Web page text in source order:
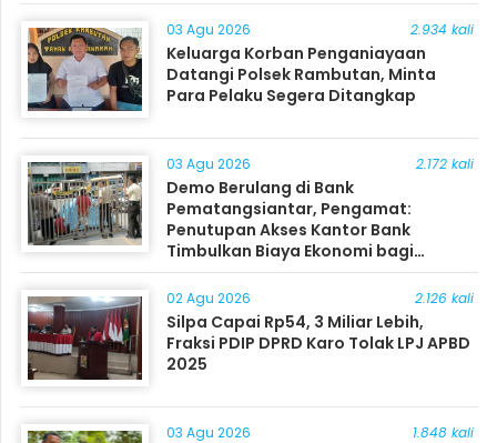
03 Agu 2026 2.934 kali
Keluarga Korban Penganiayaan
Datangi Polsek Rambutan, Minta
Para Pelaku Segera Ditangkap
03 Agu 2026 2.172 kali
Demo Berulang di Bank
Pematangsiantar, Pengamat:
Penutupan Akses Kantor Bank
Timbulkan Biaya Ekonomi bagi
Masyarakat
02 Agu 2026 2.126 kali
Silpa Capai Rp54, 3 Miliar Lebih,
Fraksi PDIP DPRD Karo Tolak LPJ APBD
2025
03 Agu 2026 1.848 kali